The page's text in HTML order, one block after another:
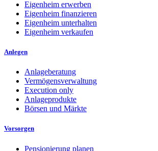
Eigenheim erwerben
Eigenheim finanzieren
Eigenheim unterhalten
Eigenheim verkaufen
Anlegen
Anlageberatung
Vermögensverwaltung
Execution only
Anlageprodukte
Börsen und Märkte
Vorsorgen
Pensionierung planen